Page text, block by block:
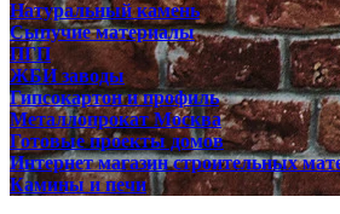
Натуральный камень
Сыпучие материалы
ПГП
ЖБИ заводы
Гипсокартон и профиль
Металлопрокат Москва
Готовые проекты домов
Интернет магазин строительных
Камины и печи